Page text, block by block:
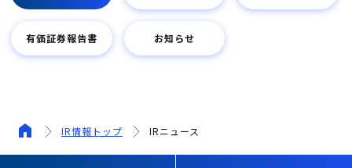
有価証券報告書 お知らせ
IR情報トップ IRニュース